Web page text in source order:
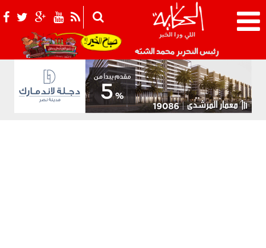
رئيس التحرير محمد الشبّه 021_2.png